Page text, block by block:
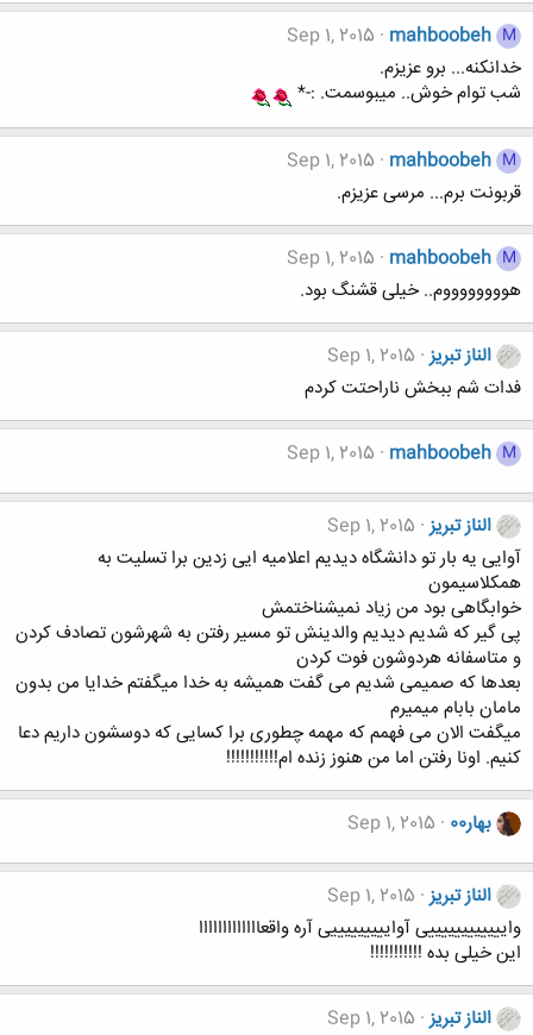
M
mahboobeh
Sep 1, 2015
خدانکنه... برو عزیزم.
شب توام خوش.. میبوسمت. :-*
M
mahboobeh
Sep 1, 2015
قربونت برم... مرسی عزیزم.
M
mahboobeh
Sep 1, 2015
هووووووووم.. خیلی قشنگ بود.
الناز تبریز Sep 1, 2015
فدات شم ببخش ناراحتت کردم
M
mahboobeh
Sep 1, 2015
الناز تبریز Sep 1, 2015
آوایی یه بار تو دانشگاه دیدیم اعلامیه ایی زدین برا تسلیت به
همکلاسیمون
خوابگاهی بود من زیاد نمیشناختمش
پی گیر که شدیم دیدیم والدینش تو مسیر رفتن به شهرشون تصادف کردن
و متاسفانه هردوشون فوت کردن
بعدها که صمیمی شدیم می گفت همیشه به خدا میگفتم خدایا من بدون
مامان بابام میمیرم
میگفت الان می فهمم که مهمه چطوری برا کسایی که دوسشون داریم دعا
کنیم. اونا رفتن اما من هنوز زنده ام!!!!!!!!!!!
بهار00 Sep 1, 2015
الناز تبریز Sep 1, 2015
واییییییییییییی آوایییییییییی آره واقعااااااااااااا
این خیلی بده !!!!!!!!!!!
الناز تبریز Sep 1, 2015